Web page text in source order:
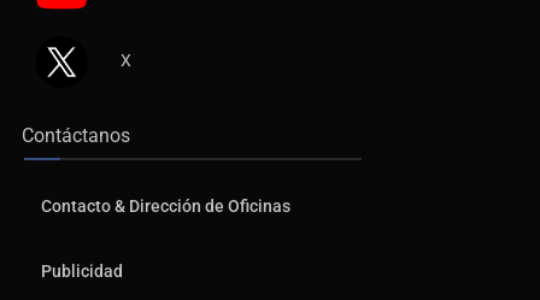
X
Contáctanos
Contacto & Dirección de Oficinas
Publicidad